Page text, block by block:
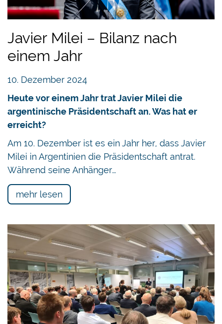
Javier Milei – Bilanz nach
einem Jahr
10. Dezember 2024
Heute vor einem Jahr trat Javier Milei die
argentinische Präsidentschaft an. Was hat er
erreicht?
Am 10. Dezember ist es ein Jahr her, dass Javier
Milei in Argentinien die Präsidentschaft antrat.
Während seine Anhänger…
mehr lesen